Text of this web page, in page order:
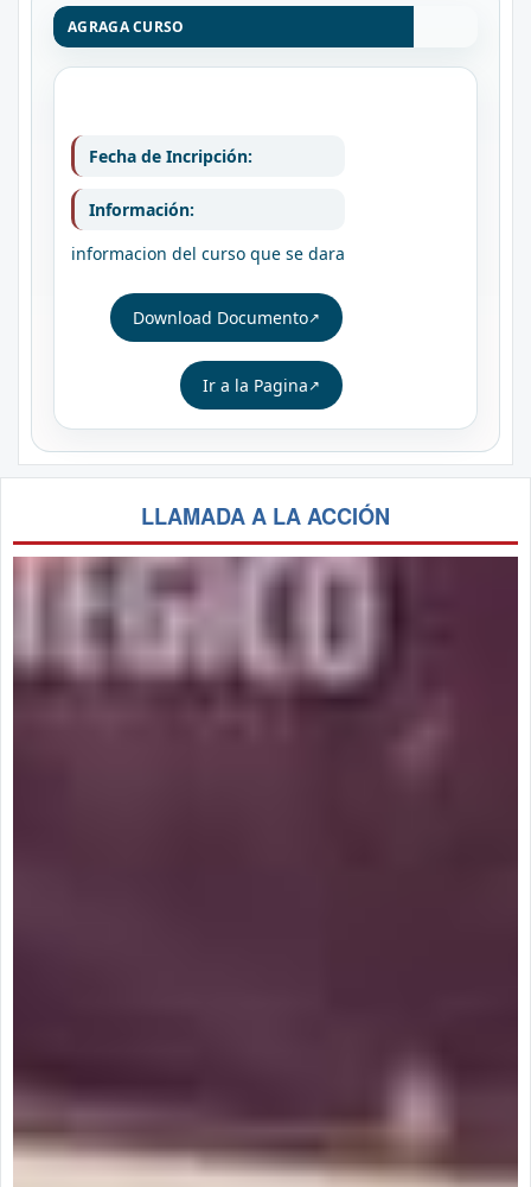
AGRAGA CURSO
Fecha de Incripción:
Información:
informacion del curso que se dara
Download Documento
Ir a la Pagina
LLAMADA A LA ACCIÓN